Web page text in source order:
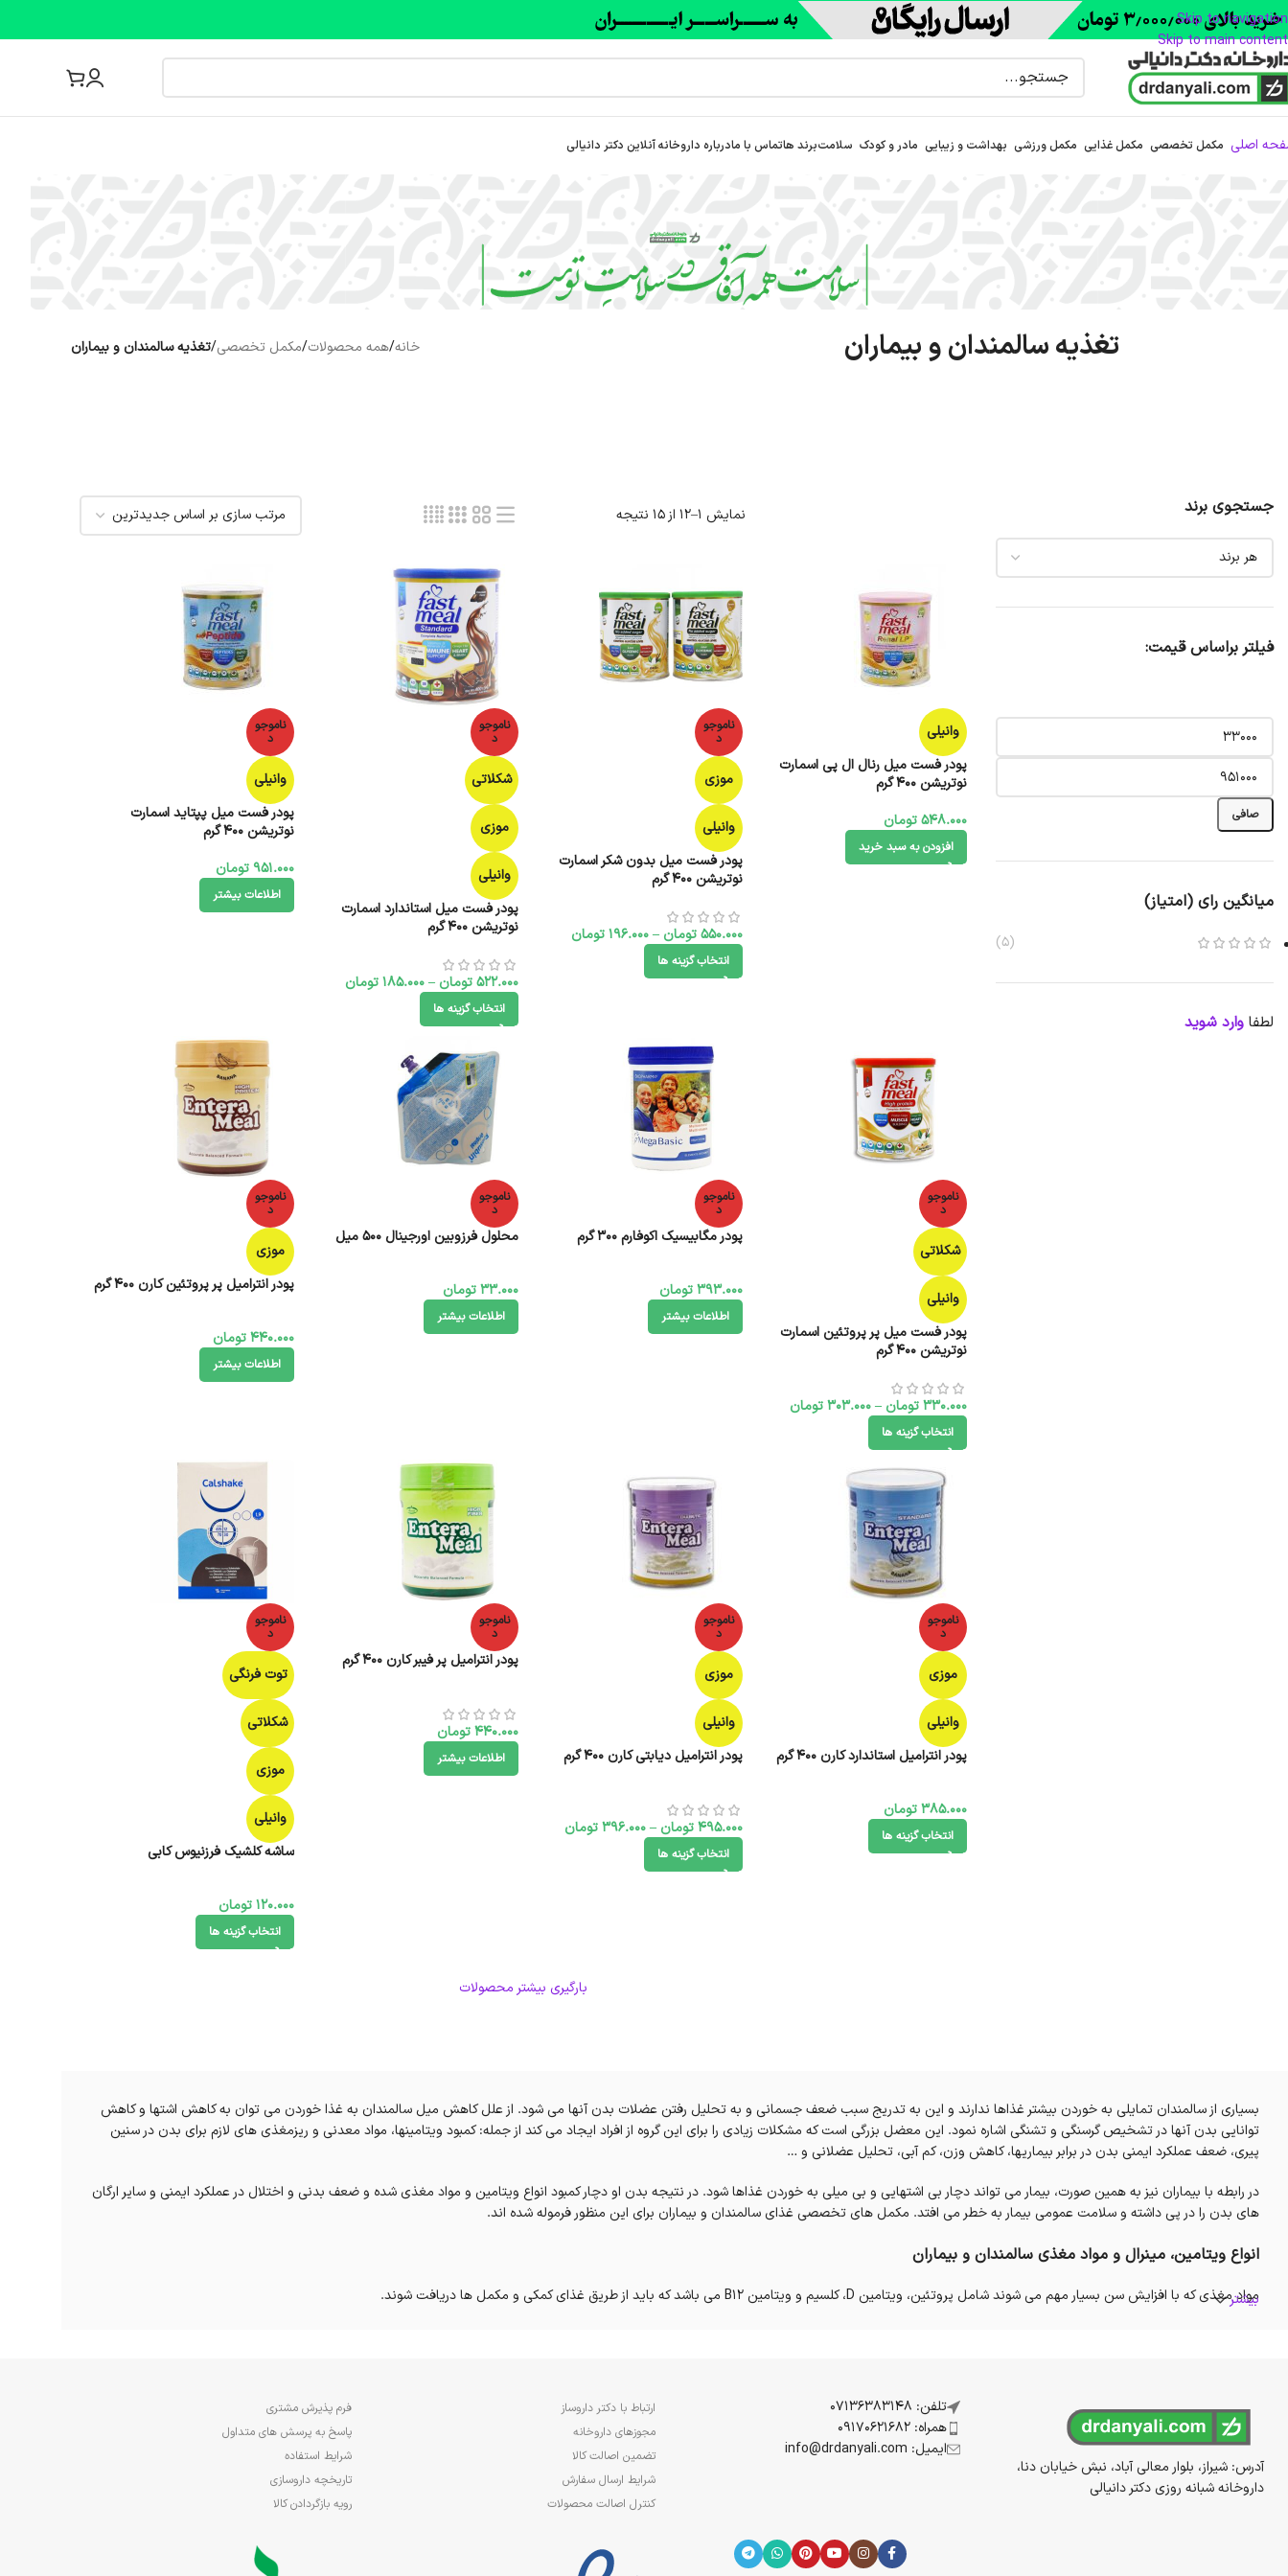
Skip to navigation
Skip to main content
اصلی مکمل تخصصی مکمل غذایی مکمل ورزشی بهداشت و زیبایی مادر و کودک سلامتبرند هاتماس با مادرباره‌ داروخانه آنلاین دکتر دانیالی
تغذیه سالمندان و بیماران خانه/همه محصولات/مکمل تخصصی/تغذیه سالمندان و بیماران
جستجوی برند
فیلتر براساس قیمت:
صافی
میانگین رای (امتیاز)
(5)
لطفا وارد شوید
نمایش 1–12 از 15 نتیجه
وانیلی
پودر فست میل رنال ال پی اسمارت
نوتریشن 400 گرم
548.000تومان
افزودن به سبد خرید
ناموجو
د
موزی
وانیلی
پودر فست میل بدون شکر اسمارت
نوتریشن 400 گرم
550.000تومان –
196.000تومان
انتخاب گزینه ها
ناموجو
د
شکلاتی
موزی
وانیلی
پودر فست میل استاندارد اسمارت
نوتریشن 400 گرم
522.000تومان –
185.000تومان
انتخاب گزینه ها
ناموجو
د
وانیلی
پودر فست میل پپتاید اسمارت
نوتریشن 400 گرم
951.000 تومان
اطلاعات بیشتر
ناموجو
د
شکلاتی
وانیلی
پودر فست میل پر پروتئین اسمارت
نوتریشن 400 گرم
330.000تومان –
303.000تومان
انتخاب گزینه ها
ناموجو
د
پودر مگابیسیک اکوفارم 300 گرم
393.000تومان
اطلاعات بیشتر
ناموجو
د
محلول فرزوبین اورجینال 500 میل
33.000تومان
اطلاعات بیشتر
ناموجو
د
موزی
پودر انترامیل پر پروتئین کارن 400 گرم
440.000 تومان
اطلاعات بیشتر
ناموجو
د
موزی
وانیلی
پودر انترامیل استاندارد کارن 400 گرم
385.000تومان
انتخاب گزینه ها
ناموجو
د
موزی
وانیلی
پودر انترامیل دیابتی کارن 400 گرم
495.000تومان –
396.000تومان
انتخاب گزینه ها
ناموجو
د
پودر انترامیل پر فیبر کارن 400 گرم
440.000تومان
اطلاعات بیشتر
ناموجو
د
توت فرنگی
شکلاتی
موزی
وانیلی
ساشه کلشیک فرزنیوس کابی
120.000 تومان
انتخاب گزینه ها
بارگیری بیشتر محصولات
بسیاری از سالمندان تمایلی به خوردن بیشتر غذاها ندارند و این به تدریج سبب ضعف جسمانی و به تحلیل رفتن عضلات بدن آنها می شود. از علل کاهش میل سالمندان به غذا خوردن می توان به کاهش اشتها و کاهش
توانایی بدن آنها در تشخیص گرسنگی و تشنگی اشاره نمود. این معضل بزرگی است که مشکلات زیادی را برای این گروه از افراد ایجاد می کند از جمله: کمبود ویتامینها، مواد معدنی و ریزمغذی های لازم برای بدن در سنین
پیری، ضعف عملکرد ایمنی بدن در برابر بیماریها، کاهش وزن، کم آبی، تحلیل عضلانی و …
در رابطه با بیماران نیز به همین صورت، بیمار می تواند دچار بی اشتهایی و بی میلی به خوردن غذاها شود. در نتیجه بدن او دچار کمبود انواع ویتامین و مواد مغذی شده و ضعف بدنی و اختلال در عملکرد ایمنی و سایر ارگان
های بدن را در پی داشته و سلامت عمومی بیمار به خطر می افتد. مکمل های تخصصی غذای سالمندان و بیماران برای این منظور فرموله شده اند.
انواع ویتامین، مینرال و مواد مغذی سالمندان و بیماران
مواد مغذی که با افزایش سن بسیار مهم می شوند شامل پروتئین، ویتامین D، کلسیم و ویتامین B12 می باشد که باید از طریق غذای کمکی و مکمل ها دریافت شوند.
ویتامین B12، پتاسیم، امگا 3، منیزیم، کلسیم، ویتامین D، روی، تیامین، اسیدهای چرب ضروری (لینولئیک اسید و لینولنیک اسید)، الیگو ساکاریدها، ترکیبات پروبیوتیک و ترکیبات اضافه تر همگی در بهبود سیستم ایمنی و رشد
و ترمیم مخاط روده کمک کننده هستند.
در بعضی از بیماران به دلیل از دست دادن اشتها و مشکل در جویدن، بلع، هضم و جذب غذا، دریافت غذا به صورت عادی مشکل است و نیاز به غذای کمکی دارند. غذای کمکی در این افراد لازم است دارای کالری بالا، بلع
آسان، طعم مناسب باشد و نیاز به پروتئین، فیبر، ویتامین ها و مواد مغذی را در حد نیاز روزانه تامین کند.
خرید اینترنتی انواع مکمل های تخصصی تغذیه سالمندان و بیماران با بالاترین کیفیت و مناسب ترین قیمت از برندهای معتبر در
امکان پذیر است. شما می توانید تنها با یک کلیک خرید خود را
بیشتر
آدرس: شیراز، بلوار معالی آباد، نبش خیابان دنا،
داروخانه شبانه روزی دکتر دانیالی
تلفن: 07136383148
همراه: 09170621682
ایمیل: info@drdanyali.com
ارتباط با دکتر داروساز
مجوزهای داروخانه
تضمین اصالت کالا
شرایط ارسال سفارش
کنترل اصالت محصولات
فرم پذیرش مشتری
پاسخ به پرسش های متداول
شرایط استفاده
تاریخچه داروسازی
رویه بازگردادن کالا